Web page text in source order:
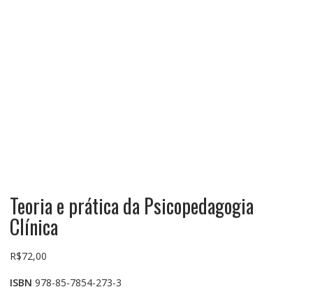
Teoria e prática da Psicopedagogia
Clínica
R$72,00
ISBN 978-85-7854-273-3